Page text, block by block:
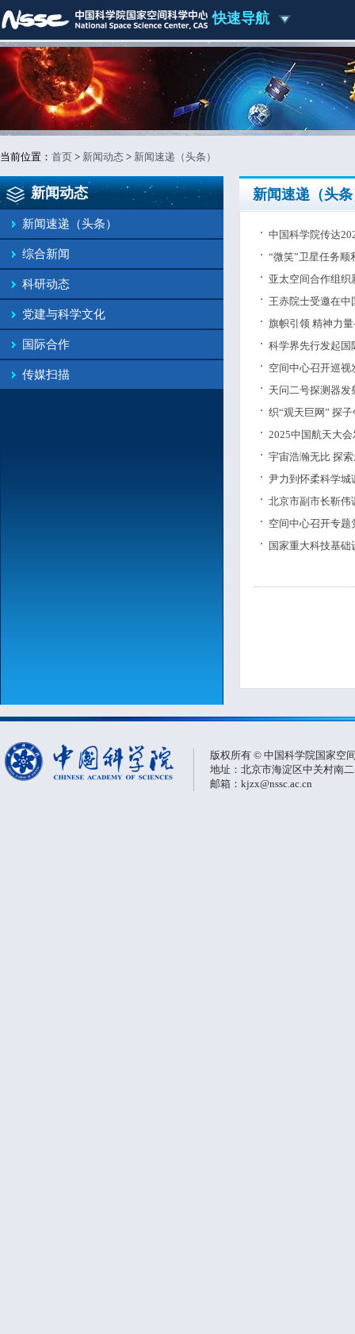
快速导航
当前位置： 首页 > 新闻动态 > 新闻速递（头条）
新闻动态
新闻速递（头条）
综合新闻
科研动态
党建与科学文化
国际合作
传媒扫描
新闻速递（头
中国科学院传达
“微笑”卫星任务
亚太空间合作组
王赤院士受邀在
旗帜引领 精神力
科学界先行发起国
空间中心召开巡
天问二号探测器
织“观天巨网” 探
2025中国航天大
宇宙浩瀚无比 探
尹力到怀柔科学城
北京市副市长靳伟
空间中心召开专
国家重大科技基
版权所有 © 中国科学院国家空
地址：北京市海淀区中关村南
邮箱：kjzx@nssc.ac.cn